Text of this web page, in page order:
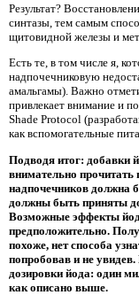
Результат?
синтазы, тем самым
щитовидной железы и
Есть те, в том числе я,
надпочечниковую
амальгамы). Важно
привлекает внимание и
Shade Protocol
как вспомогательные
Подводя итог: добавки
внимательно
надпочечников должна
должны быть приняты
Возможные эффекты
предположительно.
похоже, нет способа
попробовав и не
дозировки йода: один
как описано выше.